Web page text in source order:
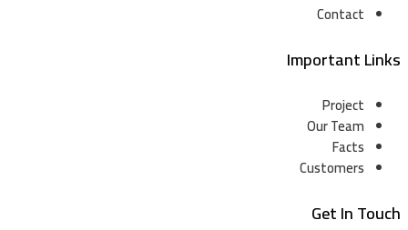
Contact
Important Links
Project
Our Team
Facts
Customers
Get In Touch